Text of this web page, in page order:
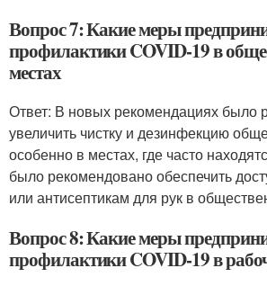
Вопрос 7: Какие меры
профилактики COVID-19 в
местах
Ответ: В новых рекомендациях было
увеличить чистку и дезинфекцию
особенно в местах, где часто
было рекомендовано обеспечить
или антисептикам для рук в
Вопрос 8: Какие меры
профилактики COVID-19 в